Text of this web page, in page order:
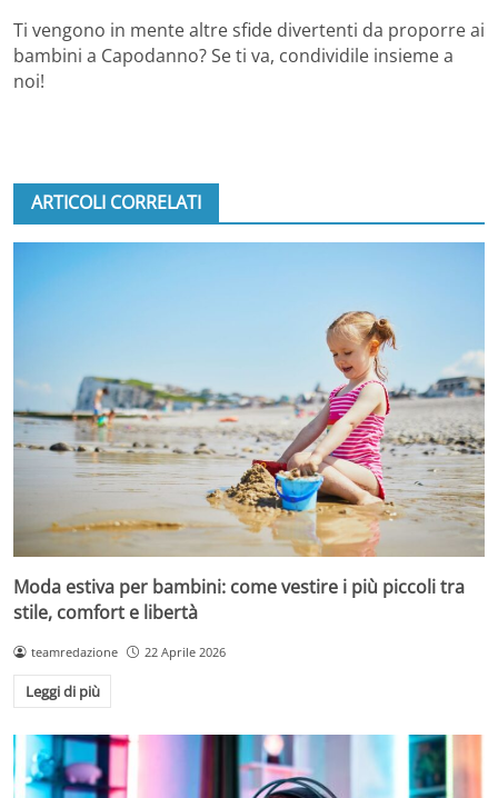
Ti vengono in mente altre sfide divertenti da proporre ai
bambini a Capodanno? Se ti va, condividile insieme a
noi!
ARTICOLI CORRELATI
Moda estiva per bambini: come vestire i più piccoli tra
stile, comfort e libertà
teamredazione 22 Aprile 2026
Leggi di più